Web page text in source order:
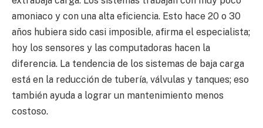
amoniaco y con una alta eficiencia. Esto hace 20 o 30
años hubiera sido casi imposible, afirma el especialista;
hoy los sensores y las computadoras hacen la
diferencia. La tendencia de los sistemas de baja carga
está en la reducción de tubería, válvulas y tanques; eso
también ayuda a lograr un mantenimiento menos
costoso.